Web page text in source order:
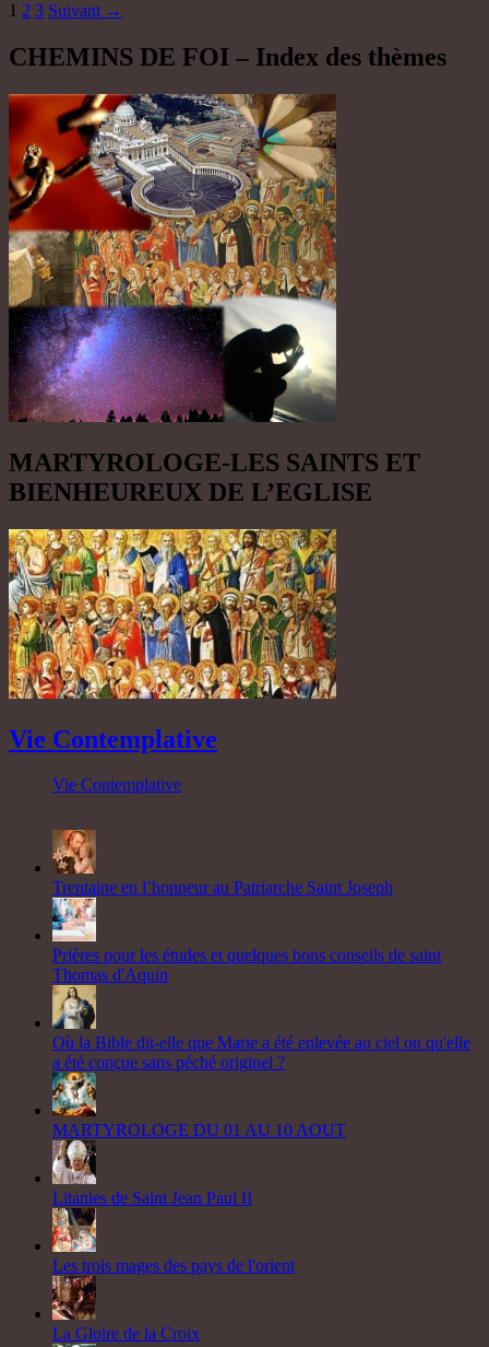
1 2 3 Suivant →
CHEMINS DE FOI – Index des thèmes
MARTYROLOGE-LES SAINTS ET
BIENHEUREUX DE L’EGLISE
Vie Contemplative
Vie Contemplative
Trentaine en l’honneur au Patriarche Saint Joseph
Prières pour les études et quelques bons conseils de saint
Thomas d'Aquin
Où la Bible dit-elle que Marie a été enlevée au ciel ou qu'elle
a été conçue sans péché originel ?
MARTYROLOGE DU 01 AU 10 AOUT
Litanies de Saint Jean Paul II
Les trois mages des pays de l'orient
La Gloire de la Croix